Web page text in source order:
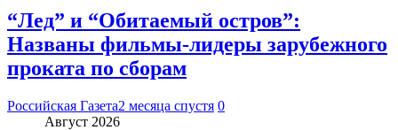
“Лед” и “Обитаемый остров”:
Названы фильмы-лидеры зарубежного
проката по сборам
Российская Газета2 месяца спустя 0
Август 2026